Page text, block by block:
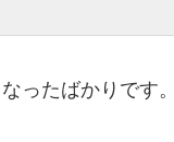
ったばかりです。